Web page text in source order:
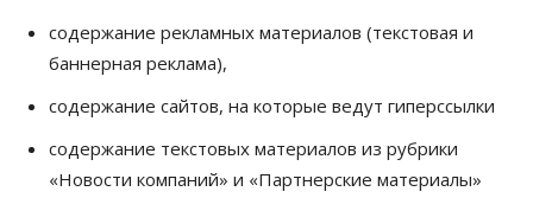
содержание рекламных материалов (текстовая и
баннерная реклама),
содержание сайтов, на которые ведут гиперссылки
содержание текстовых материалов из рубрики
«Новости компаний» и «Партнерские материалы»